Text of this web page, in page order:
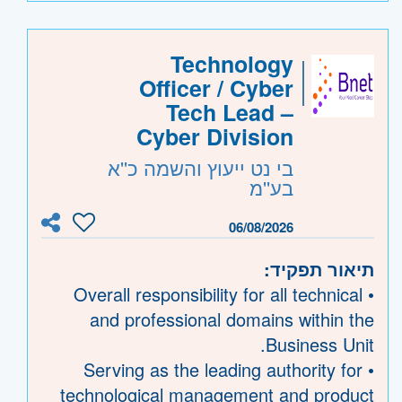
היקף משרה: משרה מלאה
קוד משרה:JB-00466
אזור: מרכז - תל אביב, פתח תקווה, רמת גן
וגבעתיים, בקעת אונו וגבעת שמואל, חולון
ובת-ים, מודיעין
- חדרה וזכרון יעקב, נתניה ועמק חפר,
רעננה, כפר סבא והוד השרון, ראש העין,
הרצליה ורמת השרון
צפון- גליל, טבריה והכנרת, עפולה, נצרת
ובית שאן, עכו, נהריה והגליל המערבי, קריות
ועמק זבולון, חיפה והכרמל, גולן
דרום - אשדוד, קרית גת, באר שבע, דימונה,
אשקלון, קרית מלאכי, ערד וים המלח
Technology
Officer / Cyber
Tech Lead –
Cyber Division
בי נט ייעוץ והשמה כ''א
בע''מ
06/08/2026
תיאור תפקיד:
• Overall responsibility for all technical
and professional domains within the
Business Unit.
• Serving as the leading authority for
technological management and product